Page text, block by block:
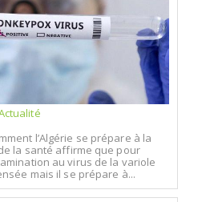
l’Algérie se prépare à la
la santé affirme que pour
au virus de la variole
mais il se prépare à...